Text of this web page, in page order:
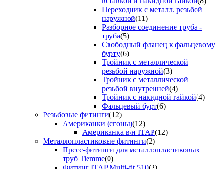
Переходник с металл. резьбой
наружной(11)
Разборное соединение труба -
труба(5)
Свободный фланец к фальцевому
бурту(6)
Тройник с металлической
резьбой наружной(3)
Тройник с металлической
резьбой внутренней(4)
Тройник с накидной гайкой(4)
Фальцевый бурт(6)
Резьбовые фитинги(12)
Американки (сгоны)(12)
Американка в/н ITAP(12)
Металлопластиковые фитинги(2)
Пресс-фитинги для металлопластиковых
труб Tiemme(0)